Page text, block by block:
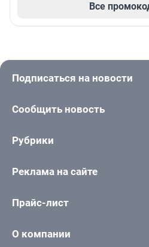
Все
Подписаться на новости
Сообщить новость
Рубрики
Реклама на сайте
Прайс-лист
О компании